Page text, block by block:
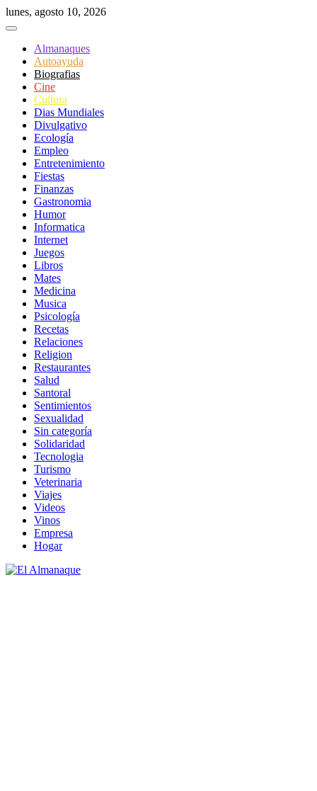
Saltar
al
lunes, agosto 10, 2026
Almanaques
Autoayuda
Biografias
Cine
Cultura
Dias Mundiales
Divulgativo
Ecología
Empleo
Entretenimiento
Fiestas
Finanzas
Gastronomia
Humor
Informatica
Internet
Juegos
Libros
Mates
Medicina
Musica
Psicología
Recetas
Relaciones
Religion
Restaurantes
Salud
Santoral
Sentimientos
Sexualidad
Sin categoría
Solidaridad
Tecnologia
Turismo
Veterinaria
Viajes
Videos
Vinos
Empresa
Hogar